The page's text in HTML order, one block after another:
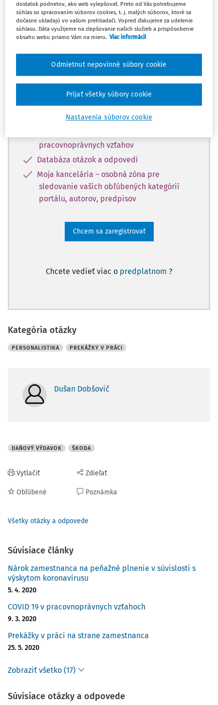
Celý odborný obsah z tejto oblasti je
dostupný predplatiteľom portálu.
Odomknite si prístup k odbornému obsahu
a získajte prístup na 10 dní zdarma, stačí
sa len zaregistrovať.
Vďaka registrácii získate prístup aj k
vybranému obsahu:
pracovnoprávnych vzťahov
Databáza otázok a odpovedí
Moja kancelária – osobná zóna pre
sledovanie vašich obľúbených kategórií
portálu, autorov, predpisov
Chcem sa zaregistrovať
Chcete vedieť viac o predplatnom ?
Kategória otázky
PERSONALISTIKA PREKÁŽKY V PRÁCI
Dušan Dobšovič
DAŇOVÝ VÝDAVOK ŠKODA
Vytlačiť
Obľúbené
Zdieľať
Poznámka
Všetky otázky a odpovede
Súvisiace články
Nárok zamestnanca na peňažné plnenie v súvislosti s
výskytom koronavírusu
5. 4. 2020
COVID 19 v pracovnoprávnych vzťahoch
9. 3. 2020
Prekážky v práci na strane zamestnanca
25. 5. 2020
Zobraziť všetko (17)
Súvisiace otázky a odpovede
dostatok podnetov, ako web vylepšovať. Preto od Vás potrebujeme
súhlas so spracovaním súborov cookies, t. j. malých súborov, ktoré sa
dočasne ukladajú vo vašom prehliadači. Vopred ďakujeme za udelenie
súhlasu. Dáta využijeme na zlepšovanie našich služieb a prispôsobenie
obsahu webu priamo Vám na mieru. Viac informácií
Nastavenia súborov cookie
Odmietnut nepovinné súbory cookie
Prijať všetky súbory cookie